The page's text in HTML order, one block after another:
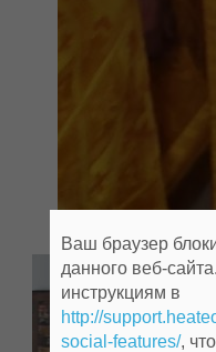
Ваш браузер
данного веб-
инструкциям в
http://
social-features/,